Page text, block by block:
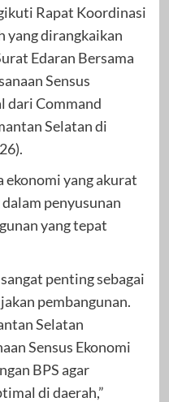
Rapat Koordinasi
yang dirangkaikan
Edaran Bersama
Sensus
dari Command
Selatan di
ekonomi yang akurat
penyusunan
yang tepat
penting sebagai
pembangunan.
Selatan
Sensus Ekonomi
BPS agar
di daerah,”